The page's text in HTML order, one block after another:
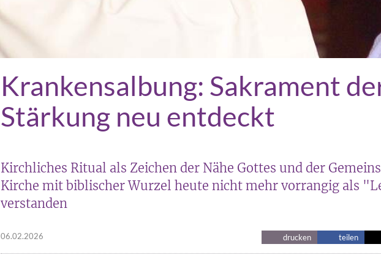
Krankensalbung: Sakrament
Stärkung neu entdeckt
Kirchliches Ritual als Zeichen der Nähe Gottes und der
Kirche mit biblischer Wurzel heute nicht mehr vorrangig als
verstanden
06.02.2026 drucken teilen